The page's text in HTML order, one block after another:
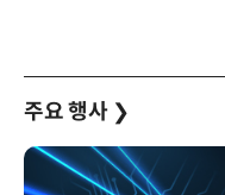
주요 행사 ❯